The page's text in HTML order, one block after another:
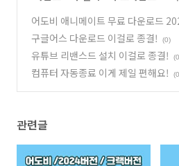
어도비 애니메이트 무료 다운로드
구글어스 다운로드 이걸로 종결! (0)
유튜브 리밴스드 설치 이걸로 종결!
컴퓨터 자동종료 이게 제일 편해요!
관련글